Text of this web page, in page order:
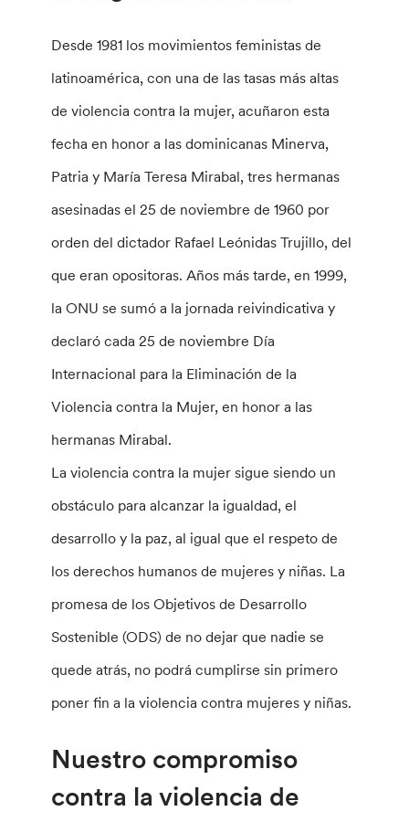
Desde 1981 los movimientos feministas de
latinoamérica, con una de las tasas más altas
de violencia contra la mujer, acuñaron esta
fecha en honor a las dominicanas Minerva,
Patria y María Teresa Mirabal, tres hermanas
asesinadas el 25 de noviembre de 1960 por
orden del dictador Rafael Leónidas Trujillo, del
que eran opositoras. Años más tarde, en 1999,
la ONU se sumó a la jornada reivindicativa y
declaró cada 25 de noviembre Día
Internacional para la Eliminación de la
Violencia contra la Mujer, en honor a las
hermanas Mirabal.
La violencia contra la mujer sigue siendo un
obstáculo para alcanzar la igualdad, el
desarrollo y la paz, al igual que el respeto de
los derechos humanos de mujeres y niñas. La
promesa de los Objetivos de Desarrollo
Sostenible (ODS) de no dejar que nadie se
quede atrás, no podrá cumplirse sin primero
poner fin a la violencia contra mujeres y niñas.
Nuestro compromiso
contra la violencia de